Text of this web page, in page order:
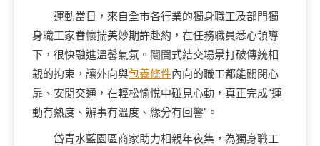
運動當日，來自全市各行業的獨身職工及部門獨
身職工家眷懷揣美妙期許赴約，在任務職員悉心領導
下，很快融進溫馨氣氛。闤闠式結交場景打破傳統相
親的拘束，讓外向與包養條件內向的職工都能關閉心
扉、安閒交通，在輕松愉悅中碰見心動，真正完成“運
動有熱度、辦事有溫度、緣分有回響”。
岱青水藍園區商家助力相親年夜集，為獨身職工